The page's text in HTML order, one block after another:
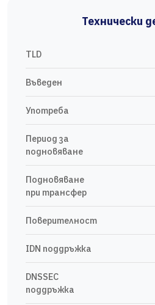
Технически
TLD
Въведен
Употреба
Период за
подновяване
Подновяване
при трансфер
Поверителност
IDN поддръжка
DNSSEC
поддръжка